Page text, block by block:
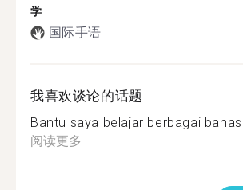
学
国际手语
我喜欢谈论的话题
Bantu saya belajar berbagai
阅读更多